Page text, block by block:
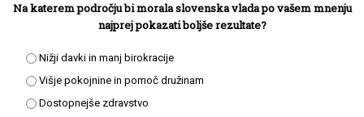
Na katerem področju bi morala slovenska vlada po vašem mnenju
najprej pokazati boljše rezultate?
Nižji davki in manj birokracije
Višje pokojnine in pomoč družinam
Dostopnejše zdravstvo